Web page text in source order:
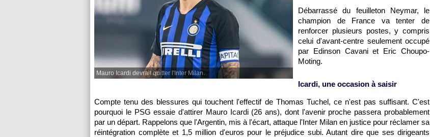
Mauro Icardi devrait quitter l'Inter Milan.
Débarrassé du feuilleton Neymar, le
champion de France va tenter de
renforcer plusieurs postes, y compris
celui d'avant-centre seulement occupé
par Edinson Cavani et Eric Choupo-
Moting.
Icardi, une occasion à saisir
Compte tenu des blessures qui touchent l'effectif de Thomas Tuchel, ce n'est pas suffisant. C'est
pourquoi le PSG essaie d'attirer Mauro Icardi (26 ans), dont l'avenir proche passera probablement
par un départ. Rappelons que l'Argentin, mis à l'écart, attaque l'Inter Milan en justice pour réclamer sa
réintégration complète et 1,5 million d'euros pour le préjudice subi. Autant dire que ses dirigeants